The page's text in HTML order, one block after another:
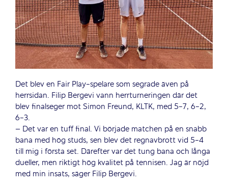
Det blev en Fair Play-spelare som segrade även på
herrsidan. Filip Bergevi vann herrturneringen där det
blev finalseger mot Simon Freund, KLTK, med 5-7, 6-2,
6-3.
– Det var en tuff final. Vi började matchen på en snabb
bana med hög studs, sen blev det regnavbrott vid 5-4
till mig i första set. Därefter var det tung bana och långa
dueller, men riktigt hög kvalitet på tennisen. Jag är nöjd
med min insats, säger Filip Bergevi.